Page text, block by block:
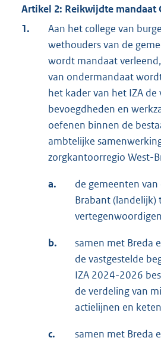
Artikel 2: Reikwijdte mandaat
1.
Aan het college van
wethouders van de
wordt mandaat
van ondermandaat
het kader van het IZA de
bevoegdheden en
oefenen binnen de
ambtelijke
zorgkantoorregio West-
a.
de gemeenten
Brabant (landelijk)
b.
samen met Breda
de vastgestelde
IZA 2024-2026
de verdeling van
actielijnen en
c.
samen met Breda